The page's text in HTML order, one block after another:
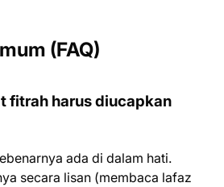
(FAQ)
fitrah harus diucapkan
ada di dalam hati.
secara lisan (membaca lafaz